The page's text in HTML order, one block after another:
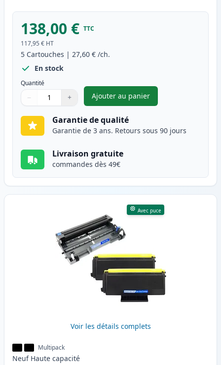
138,00 € TTC
117,95 € HT
5 Cartouches | 27,60 € /ch.
En stock
Quantité
Quantité
Utilisez les boutons pour ajuster
− +
Quantité
Ajouter au panier
,Pack de 5 Brother TN3280
Garantie de qualité
Garantie de 3 ans. Retours sous 90 jours
Livraison gratuite
commandes dès 49€
Avec puce
Voir les détails complets
Multipack
Neuf Haute capacité